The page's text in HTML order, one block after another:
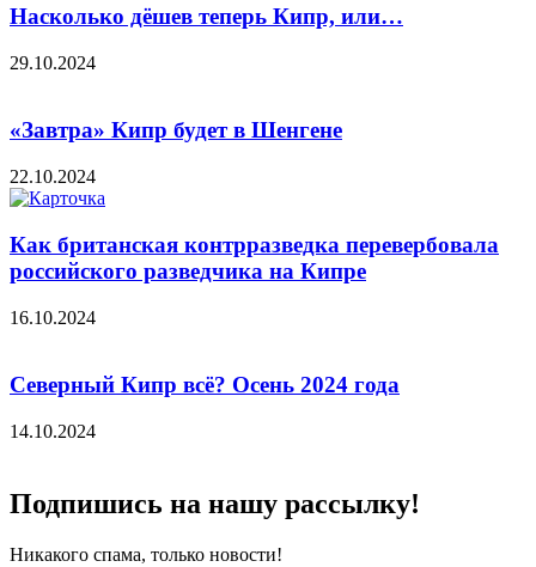
Насколько дёшев теперь Кипр, или…
29.10.2024
«Завтра» Кипр будет в Шенгене
22.10.2024
Как британская контрразведка перевербовала
российского разведчика на Кипре
16.10.2024
Северный Кипр всё? Осень 2024 года
14.10.2024
Подпишись на нашу рассылку!
Никакого спама, только новости!